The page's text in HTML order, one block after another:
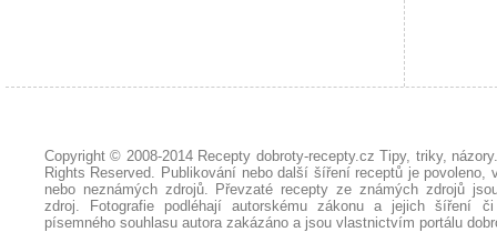
Copyright © 2008-2014 Recepty dobroty-recepty.cz Tipy, triky,
Rights Reserved. Publikování nebo další šíření receptů je povoleno,
nebo neznámých zdrojů. Převzaté recepty ze známých zdrojů
zdroj. Fotografie podléhají autorskému zákonu a jejich šíření
písemného souhlasu autora zakázáno a jsou vlastnictvím portálu